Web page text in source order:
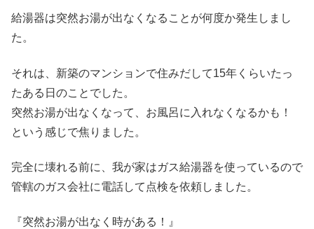
給湯器は突然お湯が出なくなることが何度か発生しまし
た。
それは、新築のマンションで住みだして15年くらいたっ
たある日のことでした。
突然お湯が出なくなって、お風呂に入れなくなるかも！
という感じで焦りました。
完全に壊れる前に、我が家はガス給湯器を使っているので
管轄のガス会社に電話して点検を依頼しました。
『突然お湯が出なく時がある！』